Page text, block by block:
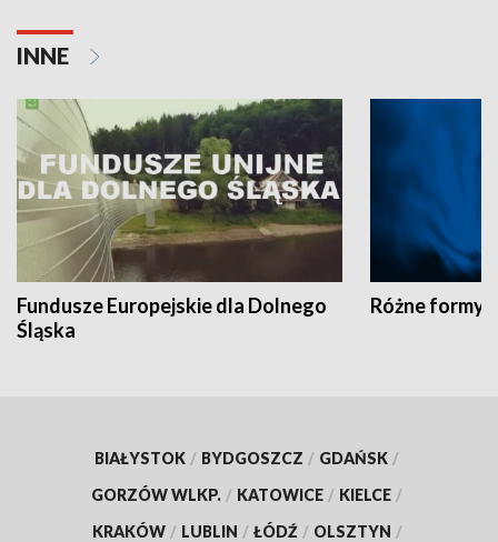
INNE
Fundusze Europejskie dla Dolnego
Śląska
Różne formy
BIAŁYSTOK / BYDGOSZCZ / GDAŃSK /
GORZÓW WLKP. / KATOWICE / KIELCE /
KRAKÓW / LUBLIN / ŁÓDŹ / OLSZTYN /